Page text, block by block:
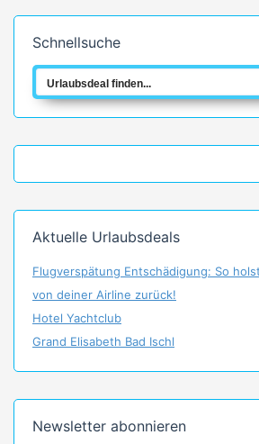
Schnellsuche
Aktuelle Urlaubsdeals
Flugverspätung Entschädigung: So
von deiner Airline zurück!
Hotel Yachtclub
Grand Elisabeth Bad Ischl
Newsletter abonnieren